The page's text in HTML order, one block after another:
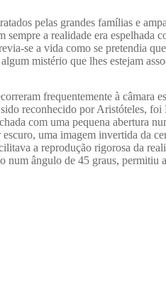
pelas grandes famílias e
sempre a realidade era espelhada
se a vida como se pretendia
algum mistério que lhes estejam
frequentemente à câmara
reconhecido por Aristóteles,
com uma pequena abertura
uma imagem invertida da
a reprodução rigorosa da
num ângulo de 45 graus, permitiu